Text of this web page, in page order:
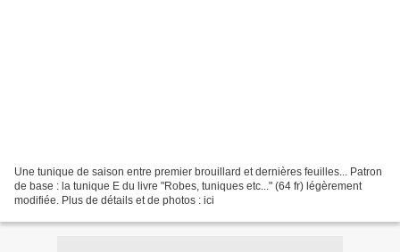
Une tunique de saison entre premier brouillard et dernières feuilles... Patron
de base : la tunique E du livre "Robes, tuniques etc..." (64 fr) légèrement
modifiée. Plus de détails et de photos : ici